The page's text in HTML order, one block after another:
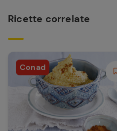
Ricette correlate
Conad